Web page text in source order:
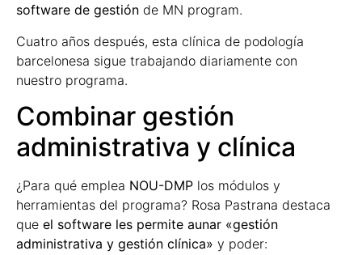
software de gestión de MN program.
Cuatro años después, esta clínica de podología
barcelonesa sigue trabajando diariamente con
nuestro programa.
Combinar gestión
administrativa y clínica
¿Para qué emplea NOU-DMP los módulos y
herramientas del programa? Rosa Pastrana destaca
que el software les permite aunar «gestión
administrativa y gestión clínica» y poder: